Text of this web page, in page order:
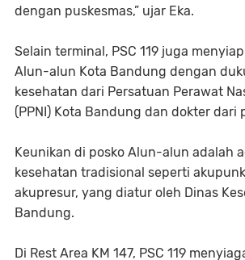
dengan puskesmas,” ujar Eka.
Selain terminal, PSC 119 juga
Alun-alun Kota Bandung dengan
kesehatan dari Persatuan Perawat
(PPNI) Kota Bandung dan dokter dari
Keunikan di posko Alun-alun adalah
kesehatan tradisional seperti
akupresur, yang diatur oleh Dinas
Bandung.
Di Rest Area KM 147, PSC 119